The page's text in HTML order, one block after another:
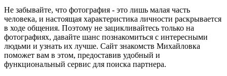
Не забывайте, что фотография - это лишь малая часть
человека, и настоящая характеристика личности раскрывается
в ходе общения. Поэтому не зацикливайтесь только на
фотографиях, давайте шанс познакомиться с интересными
людьми и узнать их лучше. Сайт знакомств Михайловка
поможет вам в этом, предоставив удобный и
функциональный сервис для поиска партнера.